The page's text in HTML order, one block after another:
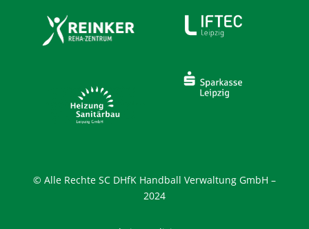
© Alle Rechte SC DHfK Handball Verwaltung GmbH –
2024